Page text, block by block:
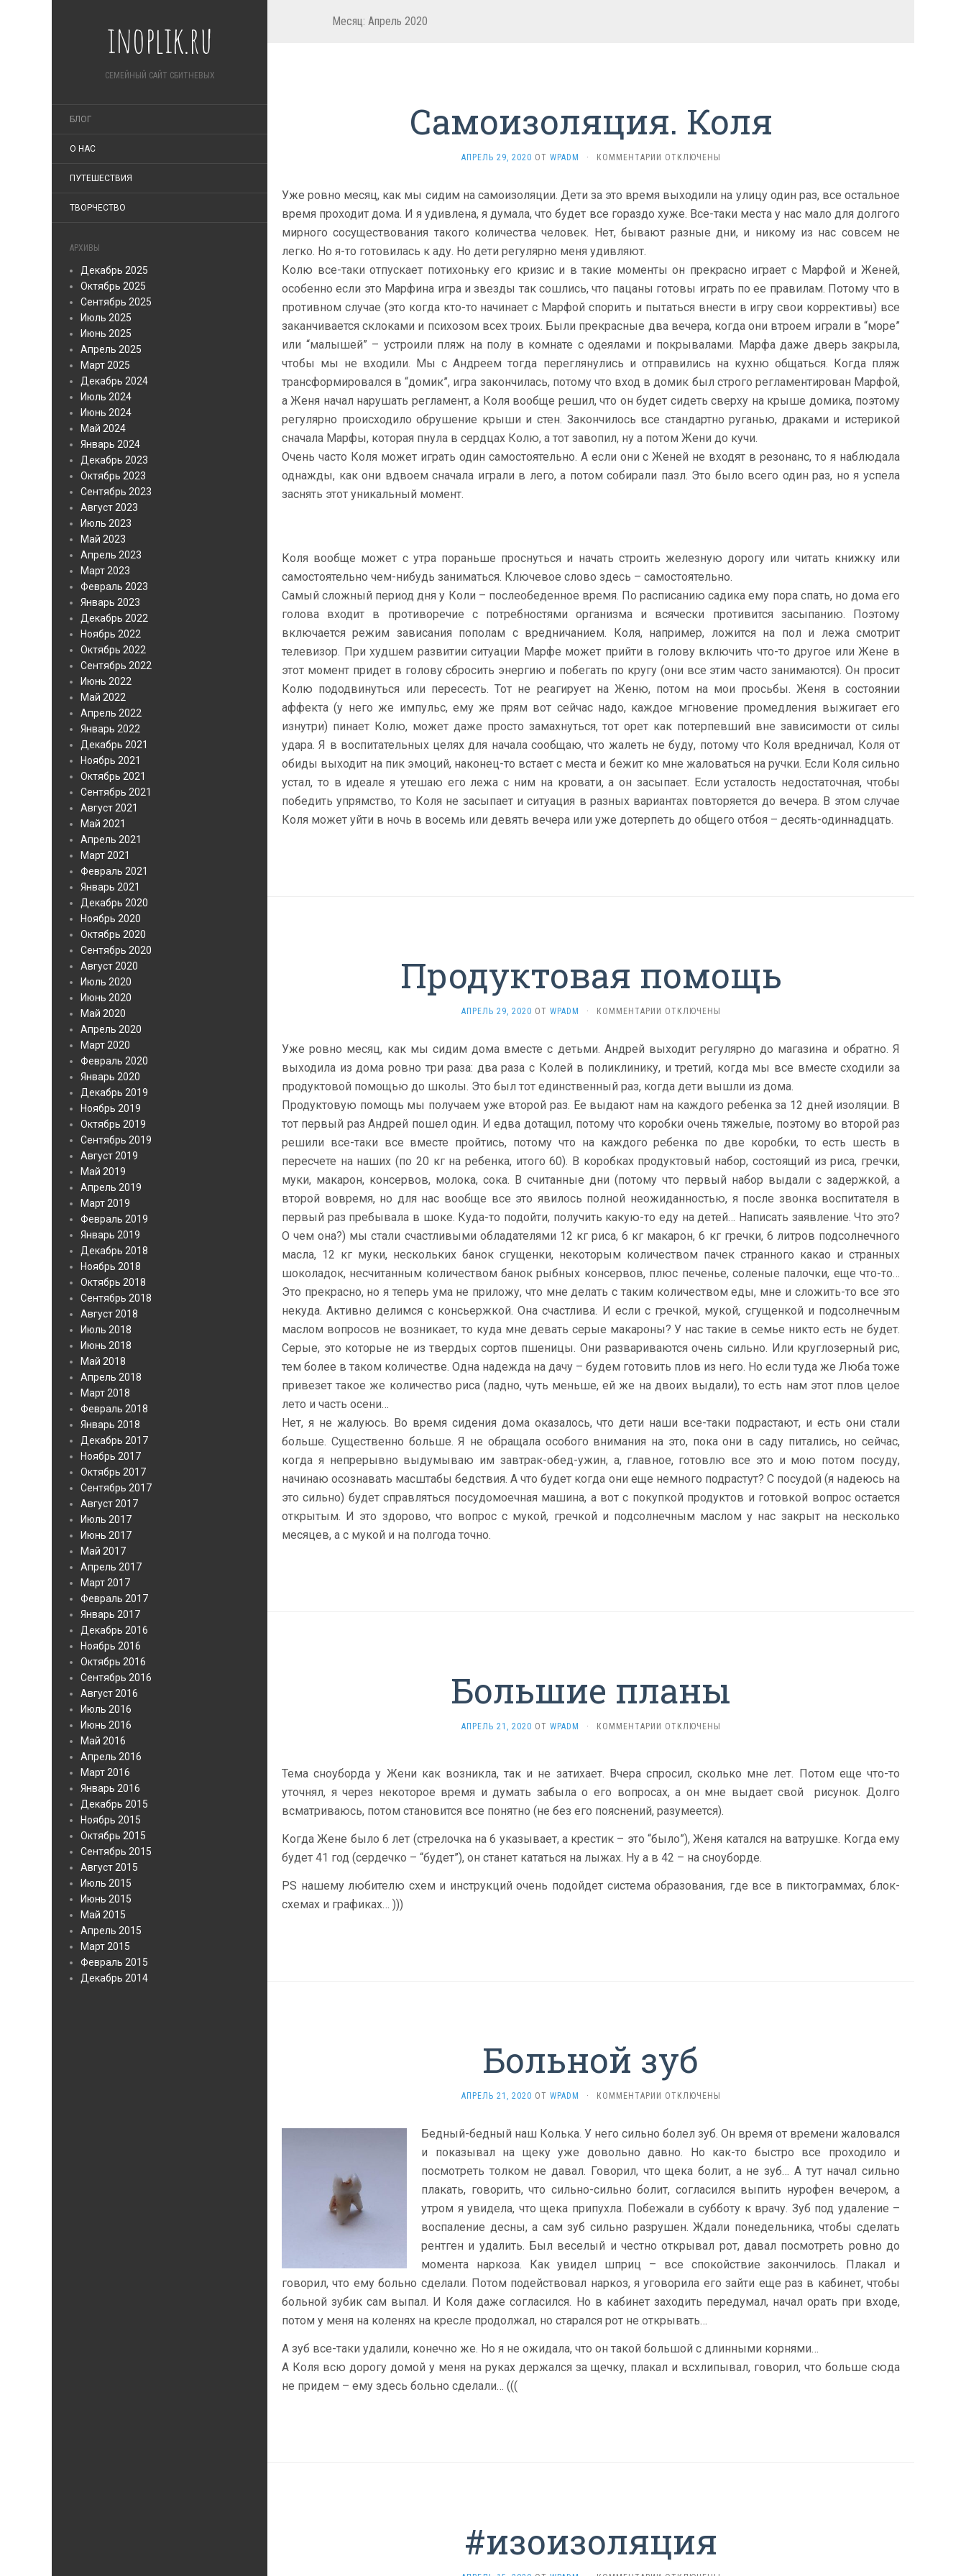
inoplik.ru
СЕМЕЙНЫЙ САЙТ СБИТНЕВЫХ
БЛОГ
О НАС
ПУТЕШЕСТВИЯ
ТВОРЧЕСТВО
АРХИВЫ
Декабрь 2025
Октябрь 2025
Сентябрь 2025
Июль 2025
Июнь 2025
Апрель 2025
Март 2025
Декабрь 2024
Июль 2024
Июнь 2024
Май 2024
Январь 2024
Декабрь 2023
Октябрь 2023
Сентябрь 2023
Август 2023
Июль 2023
Май 2023
Апрель 2023
Март 2023
Февраль 2023
Январь 2023
Декабрь 2022
Ноябрь 2022
Октябрь 2022
Сентябрь 2022
Июнь 2022
Май 2022
Апрель 2022
Январь 2022
Декабрь 2021
Ноябрь 2021
Октябрь 2021
Сентябрь 2021
Август 2021
Май 2021
Апрель 2021
Март 2021
Февраль 2021
Январь 2021
Декабрь 2020
Ноябрь 2020
Октябрь 2020
Сентябрь 2020
Август 2020
Июль 2020
Июнь 2020
Май 2020
Апрель 2020
Март 2020
Февраль 2020
Январь 2020
Декабрь 2019
Ноябрь 2019
Октябрь 2019
Сентябрь 2019
Август 2019
Май 2019
Апрель 2019
Март 2019
Февраль 2019
Январь 2019
Декабрь 2018
Ноябрь 2018
Октябрь 2018
Сентябрь 2018
Август 2018
Июль 2018
Июнь 2018
Май 2018
Апрель 2018
Март 2018
Февраль 2018
Январь 2018
Декабрь 2017
Ноябрь 2017
Октябрь 2017
Сентябрь 2017
Август 2017
Июль 2017
Июнь 2017
Май 2017
Апрель 2017
Март 2017
Февраль 2017
Январь 2017
Декабрь 2016
Ноябрь 2016
Октябрь 2016
Сентябрь 2016
Август 2016
Июль 2016
Июнь 2016
Май 2016
Апрель 2016
Март 2016
Январь 2016
Декабрь 2015
Ноябрь 2015
Октябрь 2015
Сентябрь 2015
Август 2015
Июль 2015
Июнь 2015
Май 2015
Апрель 2015
Март 2015
Февраль 2015
Декабрь 2014
Месяц: Апрель 2020
Самоизоляция. Коля
АПРЕЛЬ 29, 2020 ОТ WPADM · КОММЕНТАРИИ К
КОЛЯ
ОТКЛЮЧЕНЫ
Уже ровно месяц, как мы сидим на самоизоляции. Дети за это время выходили на улицу один раз, все остальное
время проходит дома. И я удивлена, я думала, что будет все гораздо хуже. Все-таки места у нас мало для долгого
мирного сосуществования такого количества человек. Нет, бывают разные дни, и никому из нас совсем не
легко. Но я-то готовилась к аду. Но дети регулярно меня удивляют.
Колю все-таки отпускает потихоньку его кризис и в такие моменты он прекрасно играет с Марфой и Женей,
особенно если это Марфина игра и звезды так сошлись, что пацаны готовы играть по ее правилам. Потому что в
противном случае (это когда кто-то начинает с Марфой спорить и пытаться внести в игру свои коррективы) все
заканчивается склоками и психозом всех троих. Были прекрасные два вечера, когда они втроем играли в “море”
или “малышей” – устроили пляж на полу в комнате с одеялами и покрывалами. Марфа даже дверь закрыла,
чтобы мы не входили. Мы с Андреем тогда переглянулись и отправились на кухню общаться. Когда пляж
трансформировался в “домик”, игра закончилась, потому что вход в домик был строго регламентирован Марфой,
а Женя начал нарушать регламент, а Коля вообще решил, что он будет сидеть сверху на крыше домика, поэтому
регулярно происходило обрушение крыши и стен. Закончилось все стандартно руганью, драками и истерикой
сначала Марфы, которая пнула в сердцах Колю, а тот завопил, ну а потом Жени до кучи.
Очень часто Коля может играть один самостоятельно. А если они с Женей не входят в резонанс, то я наблюдала
однажды, как они вдвоем сначала играли в лего, а потом собирали пазл. Это было всего один раз, но я успела
заснять этот уникальный момент.
Коля вообще может с утра пораньше проснуться и начать строить железную дорогу или читать книжку или
самостоятельно чем-нибудь заниматься. Ключевое слово здесь – самостоятельно.
Самый сложный период дня у Коли – послеобеденное время. По расписанию садика ему пора спать, но дома его
голова входит в противоречие с потребностями организма и всячески противится засыпанию. Поэтому
включается режим зависания пополам с вредничанием. Коля, например, ложится на пол и лежа смотрит
телевизор. При худшем развитии ситуации Марфе может прийти в голову включить что-то другое или Жене в
этот момент придет в голову сбросить энергию и побегать по кругу (они все этим часто занимаются). Он просит
Колю пододвинуться или пересесть. Тот не реагирует на Женю, потом на мои просьбы. Женя в состоянии
аффекта (у него же импульс, ему же прям вот сейчас надо, каждое мгновение промедления выжигает его
изнутри) пинает Колю, может даже просто замахнуться, тот орет как потерпевший вне зависимости от силы
удара. Я в воспитательных целях для начала сообщаю, что жалеть не буду, потому что Коля вредничал, Коля от
обиды выходит на пик эмоций, наконец-то встает с места и бежит ко мне жаловаться на ручки. Если Коля сильно
устал, то в идеале я утешаю его лежа с ним на кровати, а он засыпает. Если усталость недостаточная, чтобы
победить упрямство, то Коля не засыпает и ситуация в разных вариантах повторяется до вечера. В этом случае
Коля может уйти в ночь в восемь или девять вечера или уже дотерпеть до общего отбоя – десять-одиннадцать.
Продуктовая помощь
АПРЕЛЬ 29, 2020 ОТ WPADM · КОММЕНТАРИИ К
ПОМОЩЬ
ОТКЛЮЧЕНЫ
Уже ровно месяц, как мы сидим дома вместе с детьми. Андрей выходит регулярно до магазина и обратно. Я
выходила из дома ровно три раза: два раза с Колей в поликлинику, и третий, когда мы все вместе сходили за
продуктовой помощью до школы. Это был тот единственный раз, когда дети вышли из дома.
Продуктовую помощь мы получаем уже второй раз. Ее выдают нам на каждого ребенка за 12 дней изоляции. В
тот первый раз Андрей пошел один. И едва дотащил, потому что коробки очень тяжелые, поэтому во второй раз
решили все-таки все вместе пройтись, потому что на каждого ребенка по две коробки, то есть шесть в
пересчете на наших (по 20 кг на ребенка, итого 60). В коробках продуктовый набор, состоящий из риса, гречки,
муки, макарон, консервов, молока, сока. В считанные дни (потому что первый набор выдали с задержкой, а
второй вовремя, но для нас вообще все это явилось полной неожиданностью, я после звонка воспитателя в
первый раз пребывала в шоке. Куда-то подойти, получить какую-то еду на детей… Написать заявление. Что это?
О чем она?) мы стали счастливыми обладателями 12 кг риса, 6 кг макарон, 6 кг гречки, 6 литров подсолнечного
масла, 12 кг муки, нескольких банок сгущенки, некоторым количеством пачек странного какао и странных
шоколадок, несчитанным количеством банок рыбных консервов, плюс печенье, соленые палочки, еще что-то…
Это прекрасно, но я теперь ума не приложу, что мне делать с таким количеством еды, мне и сложить-то все это
некуда. Активно делимся с консьержкой. Она счастлива. И если с гречкой, мукой, сгущенкой и подсолнечным
маслом вопросов не возникает, то куда мне девать серые макароны? У нас такие в семье никто есть не будет.
Серые, это которые не из твердых сортов пшеницы. Они развариваются очень сильно. Или круглозерный рис,
тем более в таком количестве. Одна надежда на дачу – будем готовить плов из него. Но если туда же Люба тоже
привезет такое же количество риса (ладно, чуть меньше, ей же на двоих выдали), то есть нам этот плов целое
лето и часть осени…
Нет, я не жалуюсь. Во время сидения дома оказалось, что дети наши все-таки подрастают, и есть они стали
больше. Существенно больше. Я не обращала особого внимания на это, пока они в саду питались, но сейчас,
когда я непрерывно выдумываю им завтрак-обед-ужин, а, главное, готовлю все это и мою потом посуду,
начинаю осознавать масштабы бедствия. А что будет когда они еще немного подрастут? С посудой (я надеюсь на
это сильно) будет справляться посудомоечная машина, а вот с покупкой продуктов и готовкой вопрос остается
открытым. И это здорово, что вопрос с мукой, гречкой и подсолнечным маслом у нас закрыт на несколько
месяцев, а с мукой и на полгода точно.
Большие планы
АПРЕЛЬ 21, 2020 ОТ WPADM · КОММЕНТАРИИ КОТКЛЮЧЕНЫ
Тема сноуборда у Жени как возникла, так и не затихает. Вчера спросил, сколько мне лет. Потом еще что-то
уточнял, я через некоторое время и думать забыла о его вопросах, а он мне выдает свой рисунок. Долго
всматриваюсь, потом становится все понятно (не без его пояснений, разумеется).
Когда Жене было 6 лет (стрелочка на 6 указывает, а крестик – это “было”), Женя катался на ватрушке. Когда ему
будет 41 год (сердечко – “будет”), он станет кататься на лыжах. Ну а в 42 – на сноуборде.
PS нашему любителю схем и инструкций очень подойдет система образования, где все в пиктограммах, блок-
схемах и графиках… )))
Больной зуб
АПРЕЛЬ 21, 2020 ОТ WPADM · КОММЕНТАРИИ К
ЗУБ
ОТКЛЮЧЕНЫ
Бедный-бедный наш Колька. У него сильно болел зуб. Он время от времени жаловался
и показывал на щеку уже довольно давно. Но как-то быстро все проходило и
посмотреть толком не давал. Говорил, что щека болит, а не зуб… А тут начал сильно
плакать, говорить, что сильно-сильно болит, согласился выпить нурофен вечером, а
утром я увидела, что щека припухла. Побежали в субботу к врачу. Зуб под удаление –
воспаление десны, а сам зуб сильно разрушен. Ждали понедельника, чтобы сделать
рентген и удалить. Был веселый и честно открывал рот, давал посмотреть ровно до
момента наркоза. Как увидел шприц – все спокойствие закончилось. Плакал и
говорил, что ему больно сделали. Потом подействовал наркоз, я уговорила его зайти еще раз в кабинет, чтобы
больной зубик сам выпал. И Коля даже согласился. Но в кабинет заходить передумал, начал орать при входе,
потом у меня на коленях на кресле продолжал, но старался рот не открывать…
А зуб все-таки удалили, конечно же. Но я не ожидала, что он такой большой с длинными корнями…
А Коля всю дорогу домой у меня на руках держался за щечку, плакал и всхлипывал, говорил, что больше сюда
не придем – ему здесь больно сделали… (((
#изоизоляция